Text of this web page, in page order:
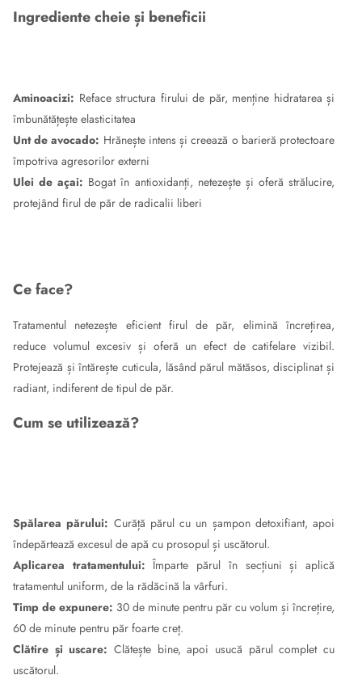
Ingrediente cheie și beneficii
Aminoacizi: Reface structura firului de păr, menține hidratarea și
îmbunătățește elasticitatea
Unt de avocado: Hrănește intens și creează o barieră protectoare
împotriva agresorilor externi
Ulei de açai: Bogat în antioxidanți, netezește și oferă strălucire,
protejând firul de păr de radicalii liberi
Ce face?
Tratamentul netezește eficient firul de păr, elimină încrețirea,
reduce volumul excesiv și oferă un efect de catifelare vizibil.
Protejează și întărește cuticula, lăsând părul mătăsos, disciplinat și
radiant, indiferent de tipul de păr.
Cum se utilizează?
Spălarea părului: Curăță părul cu un șampon detoxifiant, apoi
îndepărtează excesul de apă cu prosopul și uscătorul.
Aplicarea tratamentului: Împarte părul în secțiuni și aplică
tratamentul uniform, de la rădăcină la vârfuri.
Timp de expunere: 30 de minute pentru păr cu volum și încrețire,
60 de minute pentru păr foarte creț.
Clătire și uscare: Clătește bine, apoi usucă părul complet cu
uscătorul.